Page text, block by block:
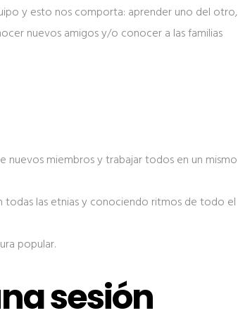
y esto nos comporta: aprender uno del otro,
nuevos amigos y/o conocer a las familias
nuevos miembros y trabajar todos en un mismo
las etnias y conociendo ritmos de todo el
popular.
sesión